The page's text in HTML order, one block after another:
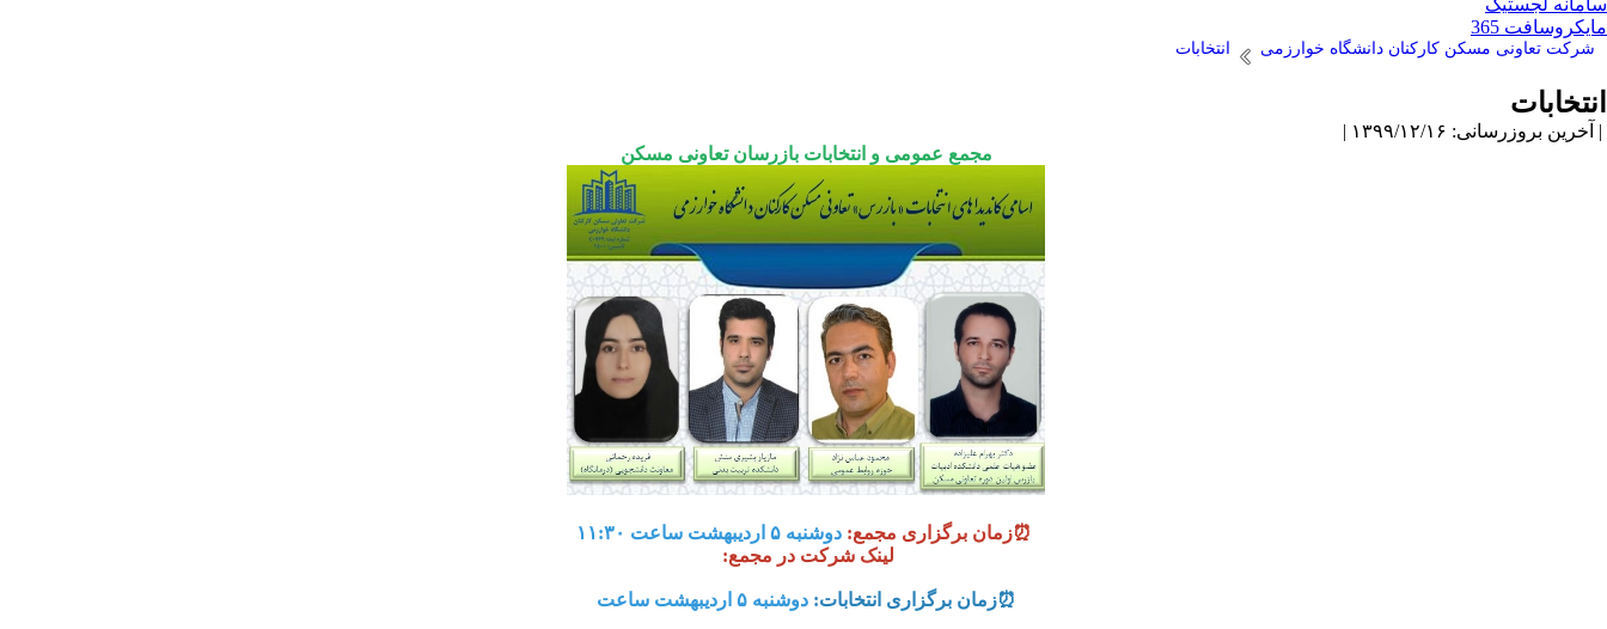
سامانه لجستیک
مایکروسافت 365
شرکت تعاونی مسکن کارکنان دانشگاه خوارزمی انتخابات
انتخابات
| آخرین بروزرسانی: ۱۳۹۹/۱۲/۱۶ |
مجمع عمومی و انتخابات بازرسان تعاونی مسکن
⏰زمان برگزاری مجمع:دوشنبه ۵ اردیبهشت ساعت ۱۱:۳۰
لینک شرکت در مجمع:
⏰زمان برگزاری انتخابات:دوشنبه ۵ اردیبهشت ساعت